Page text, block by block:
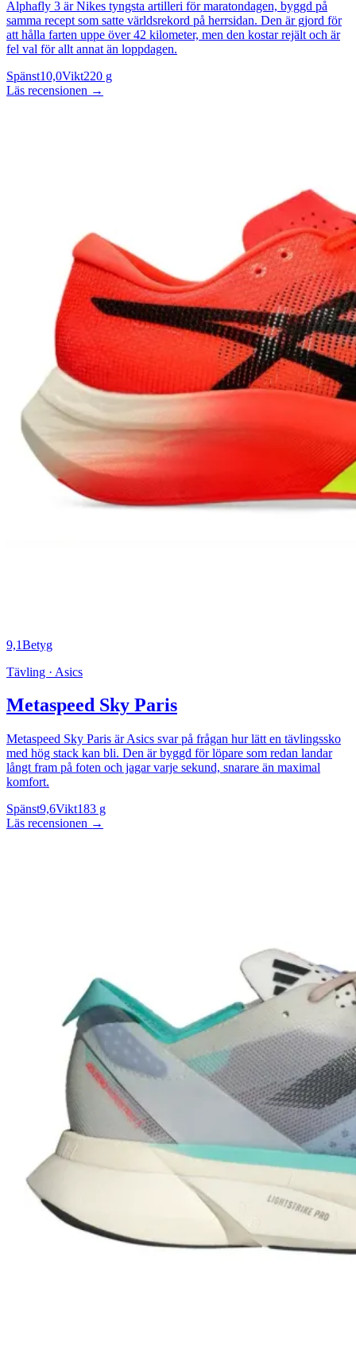
Alphafly 3 är Nikes tyngsta artilleri för maratondagen, byggd på
samma recept som satte världsrekord på herrsidan. Den är gjord för
att hålla farten uppe över 42 kilometer, men den kostar rejält och är
fel val för allt annat än loppdagen.
Spänst10,0Vikt220 g
Läs recensionen →
9,1Betyg
Tävling · Asics
Metaspeed Sky Paris
Metaspeed Sky Paris är Asics svar på frågan hur lätt en tävlingssko
med hög stack kan bli. Den är byggd för löpare som redan landar
långt fram på foten och jagar varje sekund, snarare än maximal
komfort.
Spänst9,6Vikt183 g
Läs recensionen →